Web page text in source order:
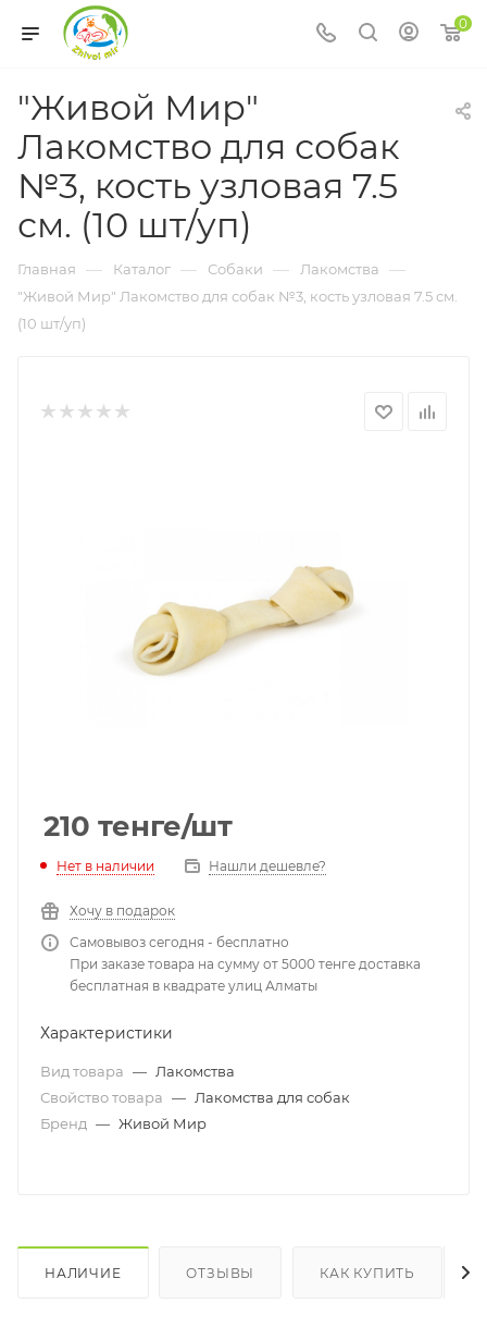
0
"Живой Мир"
Лакомство для собак
№3, кость узловая 7.5
см. (10 шт/уп)
Главная — Каталог — Собаки — Лакомства —
"Живой Мир" Лакомство для собак №3, кость узловая 7.5 см.
(10 шт/уп)
210 тенге/шт
Нет в наличии Нашли дешевле?
Хочу в подарок
Самовывоз сегодня - бесплатно
При заказе товара на сумму от 5000 тенге доставка
бесплатная в квадрате улиц Алматы
Характеристики
Вид товара — Лакомства
Свойство товара — Лакомства для собак
Бренд — Живой Мир
НАЛИЧИЕ ОТЗЫВЫ КАК КУПИТЬ